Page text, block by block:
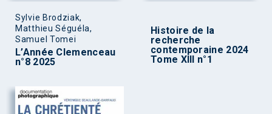
Sylvie Brodziak,
Matthieu Séguéla,
Samuel Tomei
L’Année Clemenceau
n°8 2025
Histoire de la
recherche
contemporaine 2024
Tome XIII n°1